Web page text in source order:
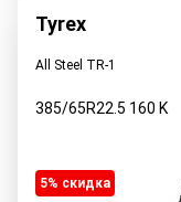
Tyrex
All Steel TR-1
385/65R22.5 160 K
5% cкидка